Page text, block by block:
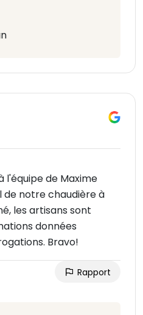
l'équipe de Maxime
notre chaudière à
les artisans sont
données
Bravo!
Rapport